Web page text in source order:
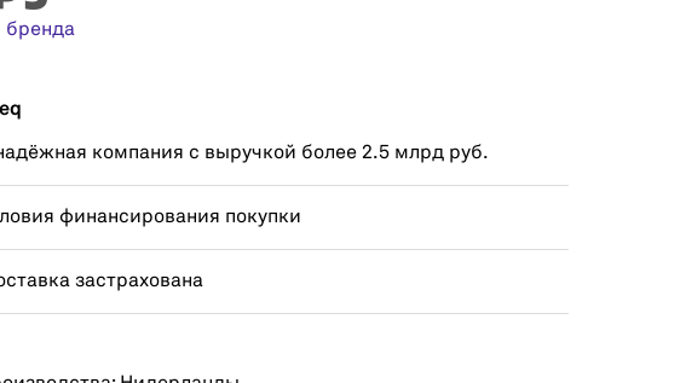
бренда
компания с выручкой более 2.5 млрд руб.
финансирования покупки
застрахована